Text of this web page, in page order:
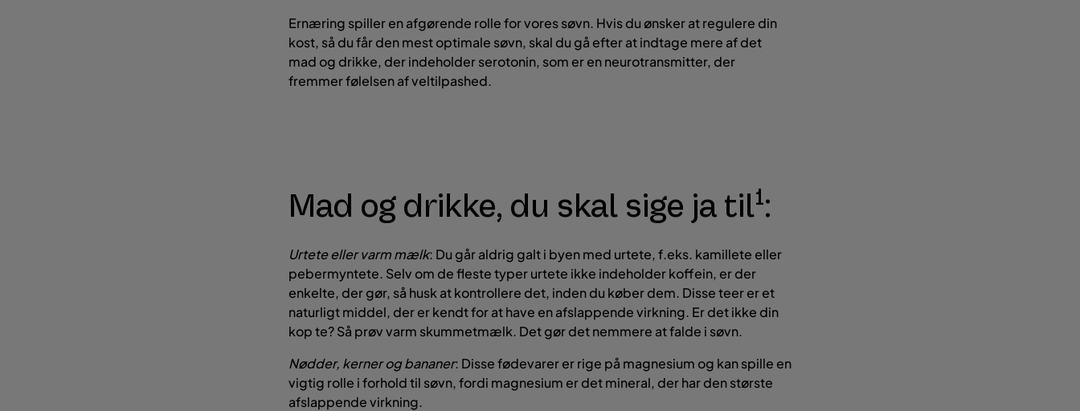
Ernæring spiller en afgørende rolle for vores søvn. Hvis du ønsker at regulere din
kost, så du får den mest optimale søvn, skal du gå efter at indtage mere af det
mad og drikke, der indeholder serotonin, som er en neurotransmitter, der
fremmer følelsen af veltilpashed.
Mad og drikke, du skal sige ja til1:
Urtete eller varm mælk: Du går aldrig galt i byen med urtete, f.eks. kamillete eller
pebermyntete. Selv om de fleste typer urtete ikke indeholder koffein, er der
enkelte, der gør, så husk at kontrollere det, inden du køber dem. Disse teer er et
naturligt middel, der er kendt for at have en afslappende virkning. Er det ikke din
kop te? Så prøv varm skummetmælk. Det gør det nemmere at falde i søvn.
Nødder, kerner og bananer: Disse fødevarer er rige på magnesium og kan spille en
vigtig rolle i forhold til søvn, fordi magnesium er det mineral, der har den største
afslappende virkning.